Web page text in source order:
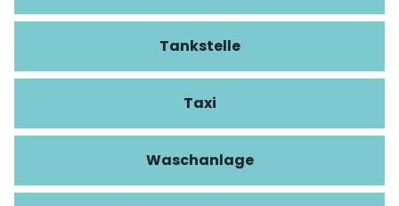
Tankstelle
Taxi
Waschanlage